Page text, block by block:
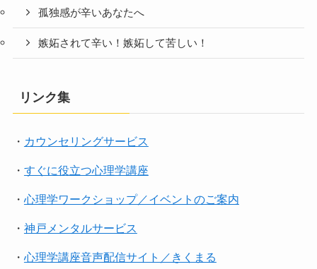
孤独感が辛いあなたへ
嫉妬されて辛い！嫉妬して苦しい！
リンク集
・ カウンセリングサービス
・ すぐに役立つ心理学講座
・ 心理学ワークショップ／イベントのご案内
・ 神戸メンタルサービス
・ 心理学講座音声配信サイト／きくまる